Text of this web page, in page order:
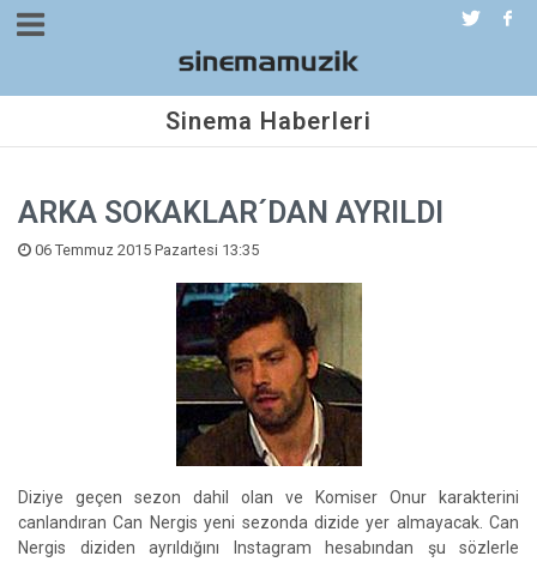
Sinema Haberleri
ARKA SOKAKLAR´DAN AYRILDI
06 Temmuz 2015 Pazartesi 13:35
Diziye geçen sezon dahil olan ve Komiser Onur karakterini
canlandıran Can Nergis yeni sezonda dizide yer almayacak. Can
Nergis diziden ayrıldığını Instagram hesabından şu sözlerle